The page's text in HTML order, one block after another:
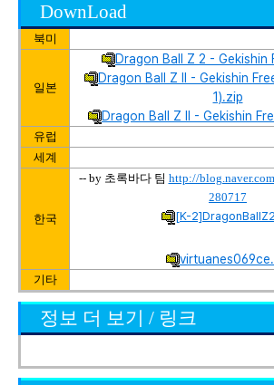
DownLoad
북미
일본
Dragon Ball Z 2 - Gekishin
Dragon Ball Z II - Gekishin
1).zip
Dragon Ball Z II - Gekishin
유럽
세계
한국
-- by 초록바다 팀 http://
280717
[K-
기타
정보 더 보기 / 링크